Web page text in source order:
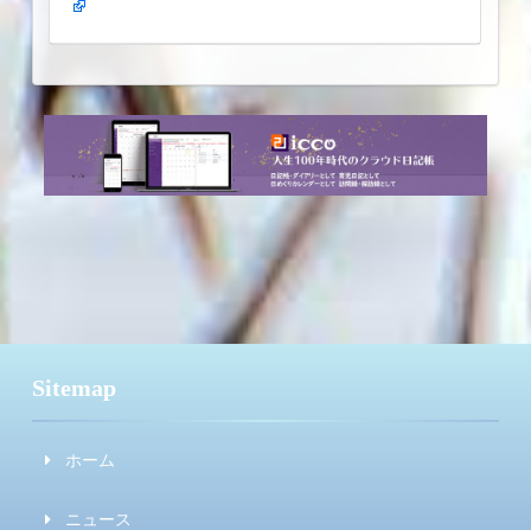
Sitemap
ホーム
ニュース